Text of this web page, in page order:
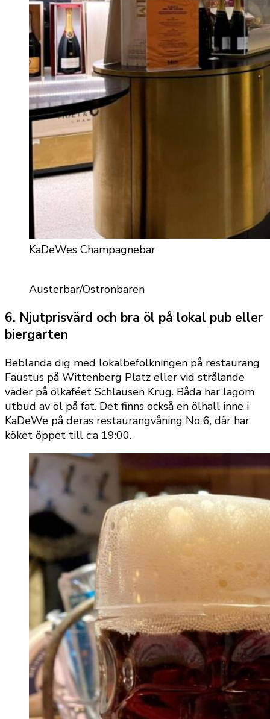
KaDeWes Champagnebar
Austerbar/Ostronbaren
6. Njutprisvärd och bra öl på lokal pub eller
biergarten
Beblanda dig med lokalbefolkningen på restaurang
Faustus på Wittenberg Platz eller vid strålande
väder på ölkaféet Schlausen Krug. Båda har lagom
utbud av öl på fat. Det finns också en ölhall inne i
KaDeWe på deras restaurangvåning No 6, där har
köket öppet till c:a 19:00.